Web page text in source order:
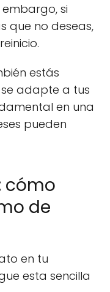
si
que no deseas,
estás
adapte a tus
en una
pueden
cómo
de
en tu
esta sencilla